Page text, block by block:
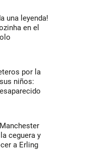
una leyenda!
en el
por la
niños:
ceguera y
a Erling